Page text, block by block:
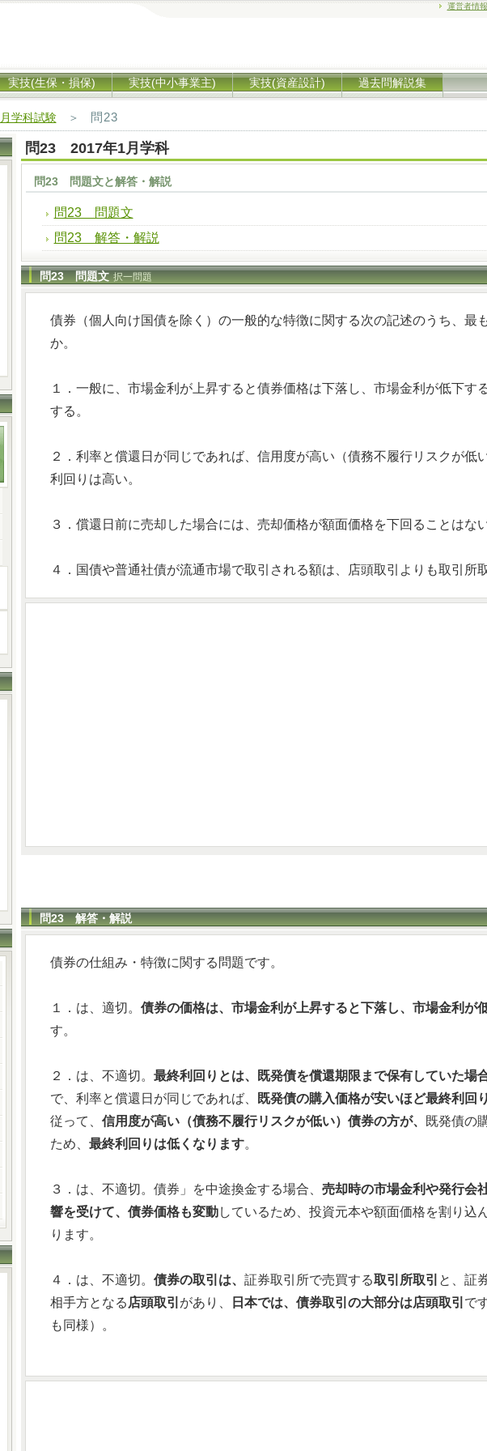
運営者情報
実技(生保・損保) 実技(中小事業主) 実技(資産設計) 過去問解説集
学科試験＞ 問23
問23 2017年1月学科
問23 問題文と解答・解説
問23 問題文
問23 解答・解説
問23 問題文 択一問題
債券（個人向け国債を除く）の一般的な特徴に関する次の記述のうち、最
か。
１．一般に、市場金利が上昇すると債券価格は下落し、市場金利が低下す
する。
２．利率と償還日が同じであれば、信用度が高い（債務不履行リスクが低
利回りは高い。
３．償還日前に売却した場合には、売却価格が額面価格を下回ることはない
４．国債や普通社債が流通市場で取引される額は、店頭取引よりも取引所
問23 解答・解説
債券の仕組み・特徴に関する問題です。
１．は、適切。 債券の価格は、市場金利が上昇すると下落し、市場金利が
す。
２．は、不適切。 最終利回りとは、既発債を償還期限まで保有していた場
で、利率と償還日が同じであれば、
既発債の購入価格が安いほど最終利回
従って、 信用度が高い（債務不履行リスクが低い）債券の方が、
既発債の
ため、 最終利回りは低くなります。
３．は、不適切。債券」を中途換金する場合、 売却時の市場金利や発行会
響を受けて、債券価格も変動しているため、投資元本や額面価格を割り込
ります。
４．は、不適切。 債券の取引は、 証券取引所で売買する取引所取引 と、証
相手方となる 店頭取引 があり、 日本では、債券取引の大部分は店頭取引 で
も同様）。